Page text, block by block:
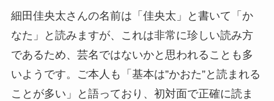
細田佳央太さんの名前は「佳央太」と書いて「か
なた」と読みますが、これは非常に珍しい読み方
であるため、芸名ではないかと思われることも多
いようです。ご本人も「基本は”かおた”と読まれる
ことが多い」と語っており、初対面で正確に読ま